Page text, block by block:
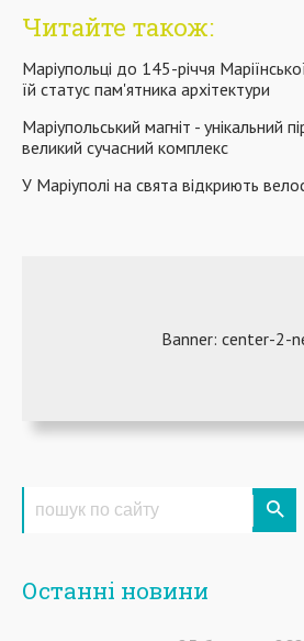
Читайте також:
Маріупольці до 145-річчя
їй статус пам'ятника архітектури
Маріупольський магніт - унікальний
великий сучасний комплекс
У Маріуполі на свята відкриють
Останні новини